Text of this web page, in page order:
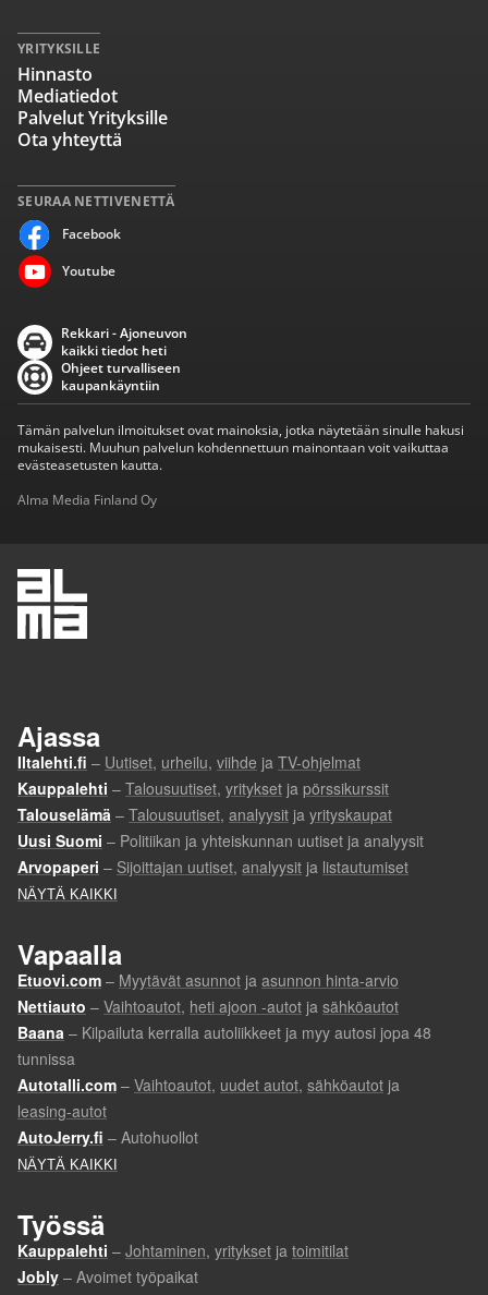
SEURAA NETTIVENETTÄ
Facebook
Youtube
YRITYKSILLE
Hinnasto
Mediatiedot
Palvelut Yrityksille
Ota yhteyttä
Rekkari - Ajoneuvon
kaikki tiedot heti
Ohjeet turvalliseen
kaupankäyntiin
Tämän palvelun ilmoitukset ovat mainoksia, jotka näytetään sinulle hakusi
mukaisesti. Muuhun palvelun kohdennettuun mainontaan voit vaikuttaa
evästeasetusten kautta.
Alma Media Finland Oy